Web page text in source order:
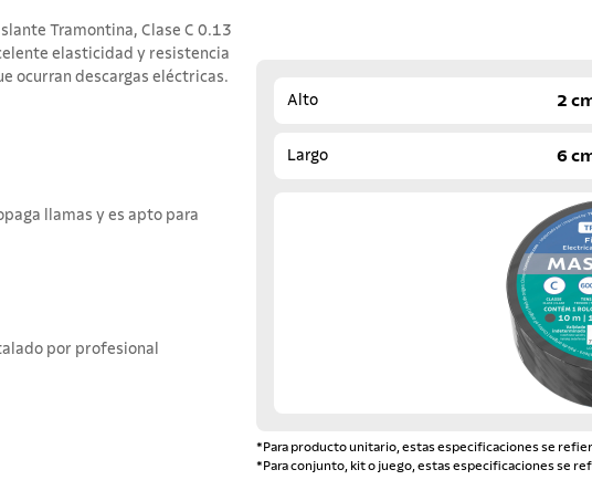
Tramontina, Clase C 0.13
elasticidad y resistencia
ocurran descargas eléctricas.
llamas y es apto para
por profesional
Alto 2
Largo 6
*Para producto unitario, estas especificaciones se
*Para conjunto, kit o juego, estas especificaciones se